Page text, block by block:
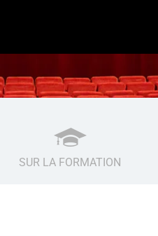
SUR LA FORMATION